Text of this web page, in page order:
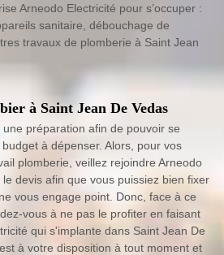
Arneodo Electricité pour s’occuper :
sanitaire, débouchage de
travaux de plomberie à Saint Jean
à Saint Jean De Vedas
préparation afin de pouvoir se
à dépenser. Alors, pour vos
plomberie, veillez rejoindre Arneodo
devis afin que vous puissiez bien fixer
vous engage point. Donc, face à ce
vous à ne pas le profiter en faisant
qui s'implante dans Saint Jean De
à votre disposition à tout moment et